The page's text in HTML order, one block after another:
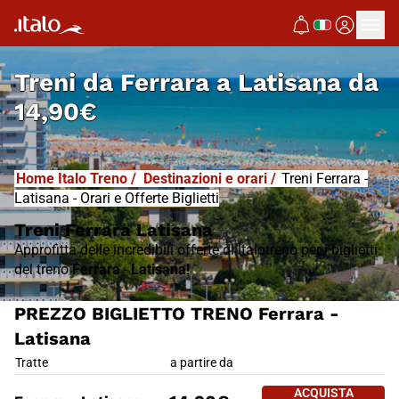
Treni daFerrara a Latisanada
14,90€
Home Italo Treno / Destinazioni e orari / Treni Ferrara -
Latisana - Orari e Offerte Biglietti
Treni Ferrara Latisana
Approfitta delle incredibili offerte di Italotreno per i biglietti
del trenoFerrara-Latisana!
PREZZO BIGLIETTO TRENO Ferrara -
Latisana
PREZZO BIGLIETTO TRENO
Tratte a partire da
ACQUISTA
ACQUISTA
ITABUS